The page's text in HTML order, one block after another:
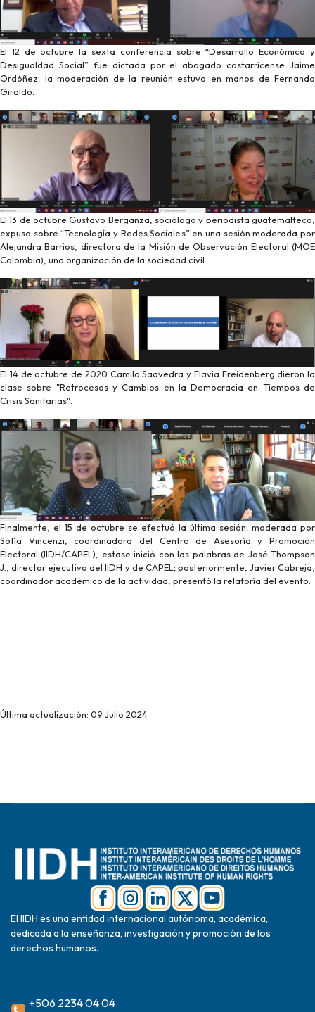
El 12 de octubre la sexta conferencia sobre “Desarrollo Económico y
Desigualdad Social” fue dictada por el abogado costarricense Jaime
Ordóñez; la moderación de la reunión estuvo en manos de Fernando
Giraldo.
El 13 de octubre Gustavo Berganza, sociólogo y periodista guatemalteco,
expuso sobre “Tecnología y Redes Sociales” en una sesión moderada por
Alejandra Barrios, directora de la Misión de Observación Electoral (MOE
Colombia), una organización de la sociedad civil.
El 14 de octubre de 2020 Camilo Saavedra y Flavia Freidenberg dieron la
clase sobre "Retrocesos y Cambios en la Democracia en Tiempos de
Crisis Sanitarias".
Finalmente, el 15 de octubre se efectuó la última sesión; moderada por
Sofía Vincenzi, coordinadora del Centro de Asesoría y Promoción
Electoral (IIDH/CAPEL), estase inició con las palabras de José Thompson
J., director ejecutivo del IIDH y de CAPEL; posteriormente, Javier Cabreja,
coordinador académico de la actividad, presentó la relatoría del evento.
Última actualización: 09 Julio 2024
El IIDH es una entidad internacional autónoma, académica,
dedicada a la enseñanza, investigación y promoción de los
derechos humanos.
+506 2234 04 04